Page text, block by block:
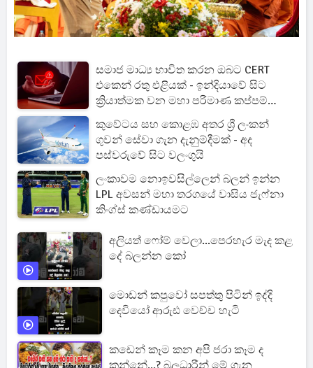
සමාජ මාධ්‍ය භාවිත කරන ඔබට CERT
එකෙන් රතු එළියක් - ඉන්දියාවේ සිට
ක්‍රියාත්මක වන මහා පරිමාණ කප්පම්
ජාවාරමක් අහුවෙයි
කුවේටය සහ කොළඹ අතර ශ්‍රී ලංකන්
ගුවන් සේවා ගැන දැනුම්දීමක් - අද
පස්වරුවේ සිට වලංගුයි
ලංකාවම නොඉවසිල්ලෙන් බලන් ඉන්න
LPL අවසන් මහා තරගයේ වාසිය ජැෆ්නා
කිංග්ස් කණ්ඩායමට
අලියත් ෆෝම් වෙලා...පෙරහැර මැද කළ
දේ බලන්න කෝ
මොඩන් කපුවෝ සපත්තු පිටින් ඉද්දි
දෙවියෝ ආරුඪ වෙච්ච හැටි
කඩෙන් කෑම කන අපි ජරා කෑම ද
කන්නේ...? බලධාරීන් මේ ගැන